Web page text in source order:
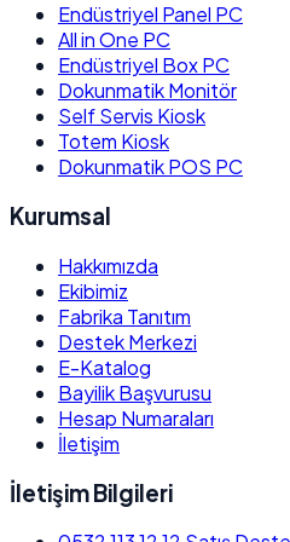
Endüstriyel Panel PC
All in One PC
Endüstriyel Box PC
Dokunmatik Monitör
Self Servis Kiosk
Totem Kiosk
Dokunmatik POS PC
Kurumsal
Hakkımızda
Ekibimiz
Fabrika Tanıtım
Destek Merkezi
E-Katalog
Bayilik Başvurusu
Hesap Numaraları
İletişim
İletişim Bilgileri